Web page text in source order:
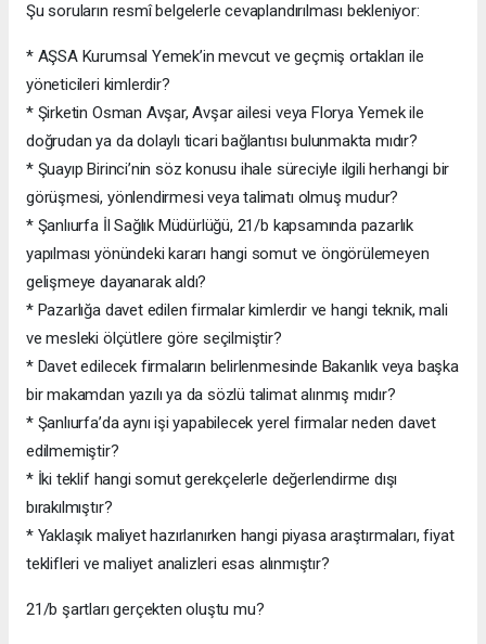
Şu soruların resmî belgelerle cevaplandırılması bekleniyor:
* AŞSA Kurumsal Yemek’in mevcut ve geçmiş ortakları ile
yöneticileri kimlerdir?
* Şirketin Osman Avşar, Avşar ailesi veya Florya Yemek ile
doğrudan ya da dolaylı ticari bağlantısı bulunmakta mıdır?
* Şuayıp Birinci’nin söz konusu ihale süreciyle ilgili herhangi bir
görüşmesi, yönlendirmesi veya talimatı olmuş mudur?
* Şanlıurfa İl Sağlık Müdürlüğü, 21/b kapsamında pazarlık
yapılması yönündeki kararı hangi somut ve öngörülemeyen
gelişmeye dayanarak aldı?
* Pazarlığa davet edilen firmalar kimlerdir ve hangi teknik, mali
ve mesleki ölçütlere göre seçilmiştir?
* Davet edilecek firmaların belirlenmesinde Bakanlık veya başka
bir makamdan yazılı ya da sözlü talimat alınmış mıdır?
* Şanlıurfa’da aynı işi yapabilecek yerel firmalar neden davet
edilmemiştir?
* İki teklif hangi somut gerekçelerle değerlendirme dışı
bırakılmıştır?
* Yaklaşık maliyet hazırlanırken hangi piyasa araştırmaları, fiyat
teklifleri ve maliyet analizleri esas alınmıştır?
21/b şartları gerçekten oluştu mu?